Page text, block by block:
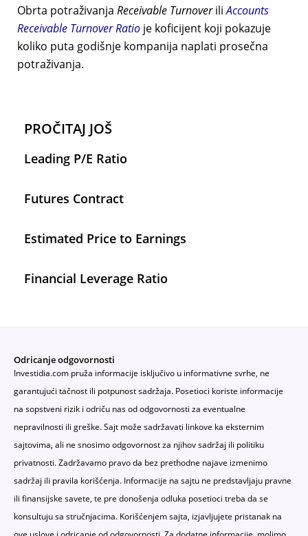
Obrta potraživanja Receivable TurnoveriliAccounts
Receivable Turnover Ratioje koficijent koji pokazuje
koliko puta godišnje kompanija naplati prosečna
potraživanja.
PROČITAJ JOŠ
Leading P/E Ratio
Futures Contract
Estimated Price to Earnings
Financial Leverage Ratio
Odricanje odgovornosti
Investidia.com pruža informacije isključivo u informativne svrhe, ne
garantujući tačnost ili potpunost sadržaja. Posetioci koriste informacije
na sopstveni rizik i odriču nas od odgovornosti za eventualne
nepravilnosti ili greške. Sajt može sadržavati linkove ka eksternim
sajtovima, ali ne snosimo odgovornost za njihov sadržaj ili politiku
privatnosti. Zadržavamo pravo da bez prethodne najave izmenimo
sadržaj ili pravila korišćenja. Informacije na sajtu ne predstavljaju pravne
ili finansijske savete, te pre donošenja odluka posetioci treba da se
konsultuju sa stručnjacima. Korišćenjem sajta, izjavljujete pristanak na